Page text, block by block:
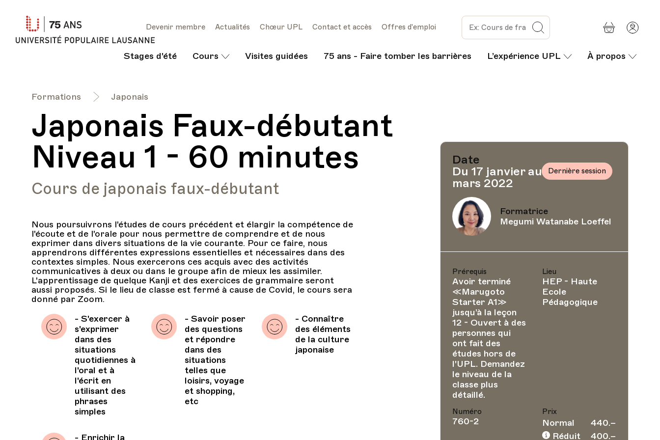
Université
Lausanne
Formations Japonais
Japonais Faux-débutant
Niveau 1 - 60 minutes
Cours de japonais faux-débutant
Nous poursuivrons l'études de cours précédent et élargir la compétence de
l'écoute et de l'orale pour nous permettre de comprendre et de nous
exprimer dans divers situations de la vie courante. Pour ce faire, nous
apprendrons différentes expressions essentielles et nécessaires dans des
contextes simples. Nous exercerons ces acquis avec des activités
communicatives à deux ou dans le groupe afin de mieux les assimiler.
L'apprentissage de quelque Kanji et des exercices de grammaire seront
aussi proposés. Si le lieu de classe est fermé à cause de Covid, le cours sera
donné par Zoom.
- S'exercer à
s'exprimer
dans des
situations
quotidiennes à
l'oral et à
l'écrit en
utilisant des
phrases
simples
- Savoir poser
des questions
et répondre
dans des
situations
telles que
loisirs, voyage
et shopping,
etc
- Connaître
des éléments
de la culture
japonaise
- Enrichir la
Date
Du 17 janvier au 7
mars 2022
Dernière session
Formatrice
Megumi Watanabe Loeffel
Prérequis
Avoir terminé
≪Marugoto
Starter A1≫
jusqu’à la leçon
12 - Ouvert à des
personnes qui
ont fait des
études hors de
l'UPL. Demandez
le niveau de la
classe plus
détaillé.
Lieu
HEP - Haute
Ecole
Pédagogique
Numéro
760-2
Prix
Normal
440.–
Réduit
400.–
Panier
Stages d'été Cours Visites guidées 75 ans - Faire tomber les barrières L’expérience UPL À propos
Devenir membre Actualités Chœur UPL Contact et accès Offres d'emploi